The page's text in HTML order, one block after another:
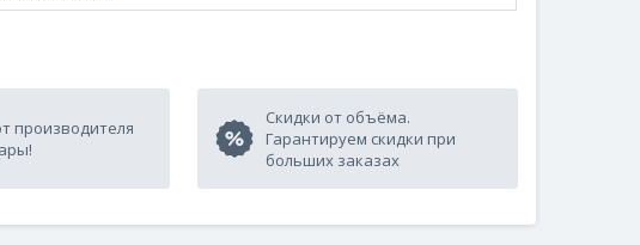
производителя
Скидки от объёма.
Гарантируем скидки при
больших заказах